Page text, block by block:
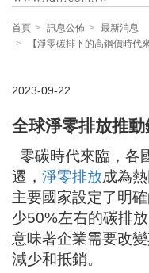
首頁 訊息公佈
最新消息
【淨零碳排下的高鋼價時代
2023-09-22
全球淨零排放推
零碳時代來臨，各
遷， 淨零排放成為
主要國家設定了明
少50%左右的碳排
意味著企業需要改
減少和抵銷。